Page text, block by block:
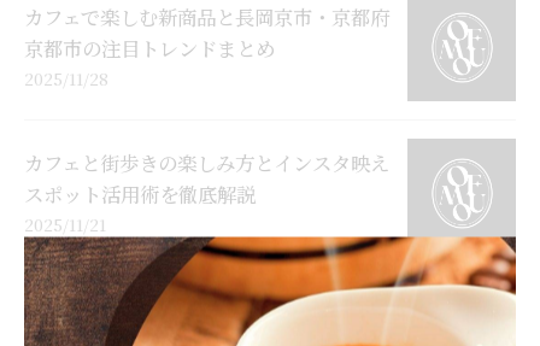
カフェで楽しむ新商品と長岡京市・京都府
京都市の注目トレンドまとめ
2025/11/28
カフェと街歩きの楽しみ方とインスタ映え
スポット活用術を徹底解説
2025/11/21
カフェとホームメイドが紡ぐ京都府京都市
南区福知山市のくつろぎ空間体験